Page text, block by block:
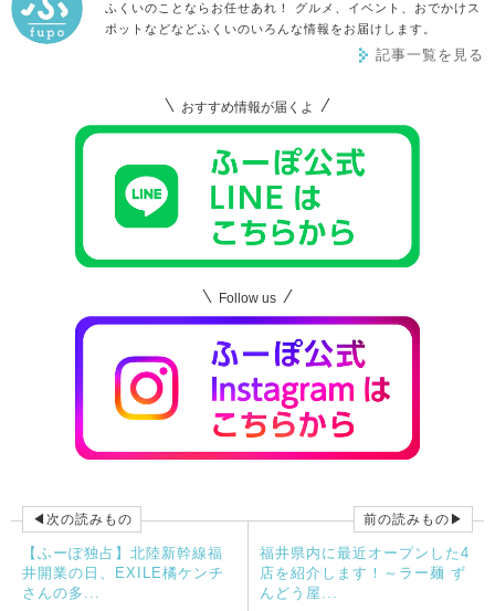
ふくいのことならお任せあれ！ グルメ、イベント、おでかけス
ポットなどなどふくいのいろんな情報をお届けします。
記事一覧を見る
おすすめ情報が届くよ
Follow us
◀次の読みもの
【ふーぽ独占】北陸新幹線福
井開業の日、EXILE橘ケンチ
さんの多...
前の読みもの▶
福井県内に最近オープンした4
店を紹介します！～ラー麺 ず
んどう屋...